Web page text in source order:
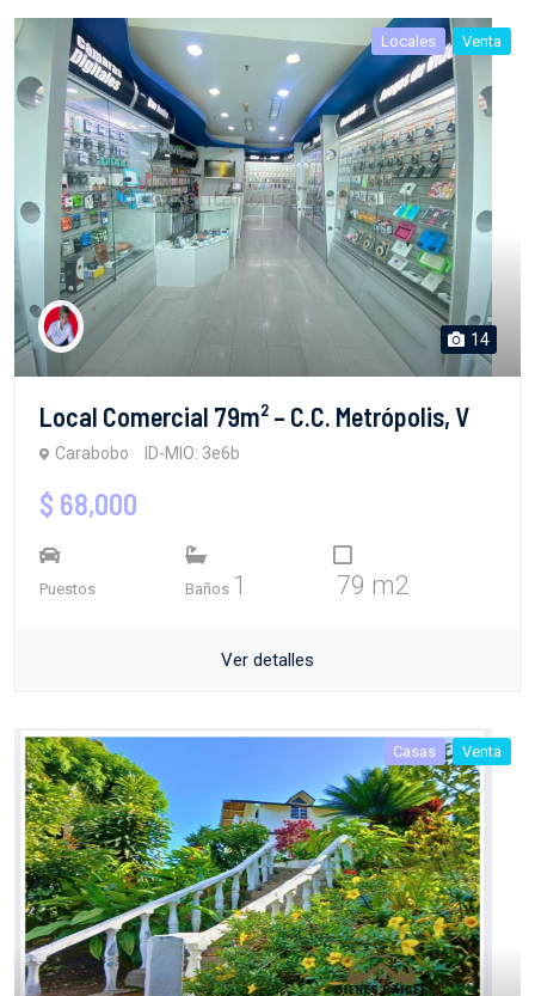
Locales Venta
14
Local Comercial 79m² – C.C. Metrópolis, V
Carabobo ID-MIO: 3e6b
$ 68,000
Puestos Baños 1 79 m2
Ver detalles
Casas Venta